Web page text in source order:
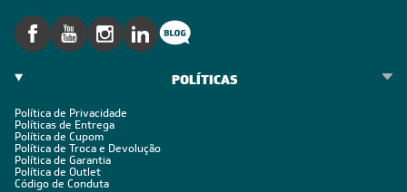
POLÍTICAS
Política de Privacidade
Políticas de Entrega
Política de Cupom
Política de Troca e Devolução
Política de Garantia
Política de Outlet
Código de Conduta